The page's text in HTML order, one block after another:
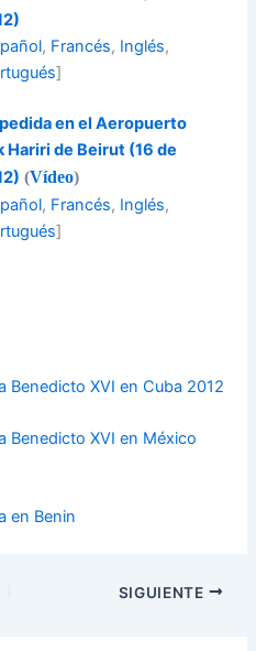
, Francés, Inglés,
]
en el Aeropuerto
de Beirut (16 de
(Vídeo)
, Francés, Inglés,
]
Benedicto XVI en Cuba 2012
Benedicto XVI en México
en Benin
SIGUIENTE